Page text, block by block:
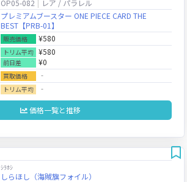
OP05-082
レア / パラレル
プレミアムブースター ONE PIECE CARD THE
BEST【PRB-01】
販売価格 ¥580
トリム平均 ¥580
前日差 ¥0
買取価格 ‐
トリム平均 ‐
価格一覧と推移
ｼﾗﾎｼ
しらほし（海賊旗フォイル）